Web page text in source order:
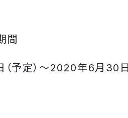
間
予定）〜2020年6月30日